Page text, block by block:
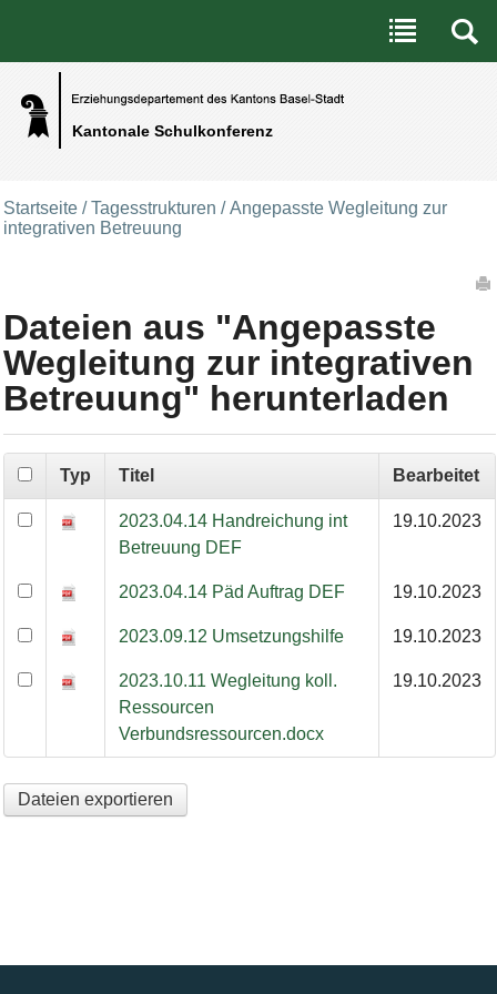
Kantonale Schulkonferenz
Benutzerspezifische Werkzeuge
Direkt zum Inhalt|Direkt zur Navigation
Startseite /Tagesstrukturen /Angepasste Wegleitung zur
integrativen Betreuung
Dateien aus "Angepasste
Wegleitung zur integrativen
Betreuung" herunterladen
Angepasste Wegleitung zur integrativen Betreuung
Typ Titel Bearbeitet
2023.04.14 Handreichung int
Betreuung DEF
19.10.2023
2023.04.14 Päd Auftrag DEF 19.10.2023
2023.09.12 Umsetzungshilfe 19.10.2023
2023.10.11 Wegleitung koll.
Ressourcen
Verbundsressourcen.docx
19.10.2023
Dateien exportieren